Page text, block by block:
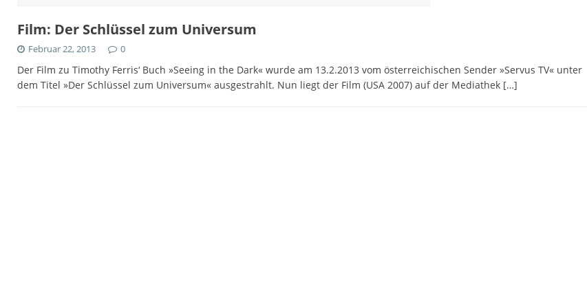
Film: Der Schlüssel zum Universum
Februar 22, 2013 0
Der Film zu Timothy Ferris‘ Buch »Seeing in the Dark« wurde am 13.2.2013 vom österreichischen Sender »Servus TV« unter
dem Titel »Der Schlüssel zum Universum« ausgestrahlt. Nun liegt der Film (USA 2007) auf der Mediathek […]